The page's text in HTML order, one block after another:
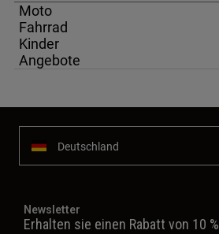
Moto
Fahrrad
Kinder
Angebote
Deutschland
Newsletter
Erhalten sie einen Rabatt von 10 %